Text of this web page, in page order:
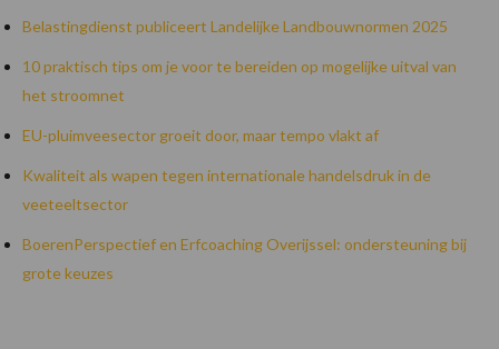
Belastingdienst publiceert Landelijke Landbouwnormen 2025
10 praktisch tips om je voor te bereiden op mogelijke uitval van
het stroomnet
EU-pluimveesector groeit door, maar tempo vlakt af
Kwaliteit als wapen tegen internationale handelsdruk in de
veeteeltsector
BoerenPerspectief en Erfcoaching Overijssel: ondersteuning bij
grote keuzes